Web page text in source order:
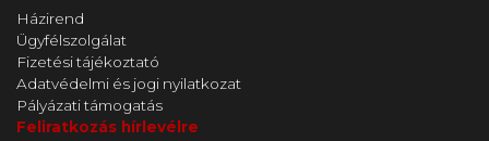
Házirend
Ügyfélszolgálat
Fizetési tájékoztató
Adatvédelmi és jogi nyilatkozat
Pályázati támogatás
Feliratkozás hírlevélre